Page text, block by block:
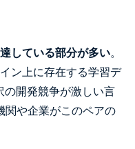
している部分が多い。
ン上に存在する学習デ
の開発競争が激しい言
関や企業がこのペアの